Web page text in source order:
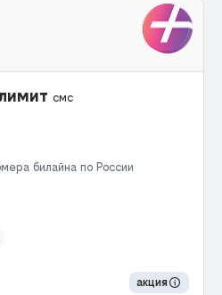
смс
билайна по России
акция